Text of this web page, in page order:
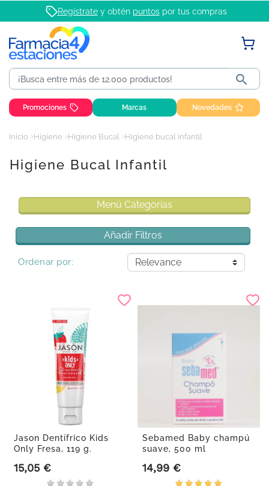
Regístratey obtén puntospor tus compras

Promociones Marcas Novedades
Inicio Higiene Higiene Bucal Higiene bucal infantil
Higiene Bucal Infantil
Menú Categorías
Añadir Filtros
Ordenar por:
Jason Dentífrico Kids
Only Fresa, 119 g.
Precio
15,05 €
Sebamed Baby champú
suave, 500 ml
Precio
14,99 €